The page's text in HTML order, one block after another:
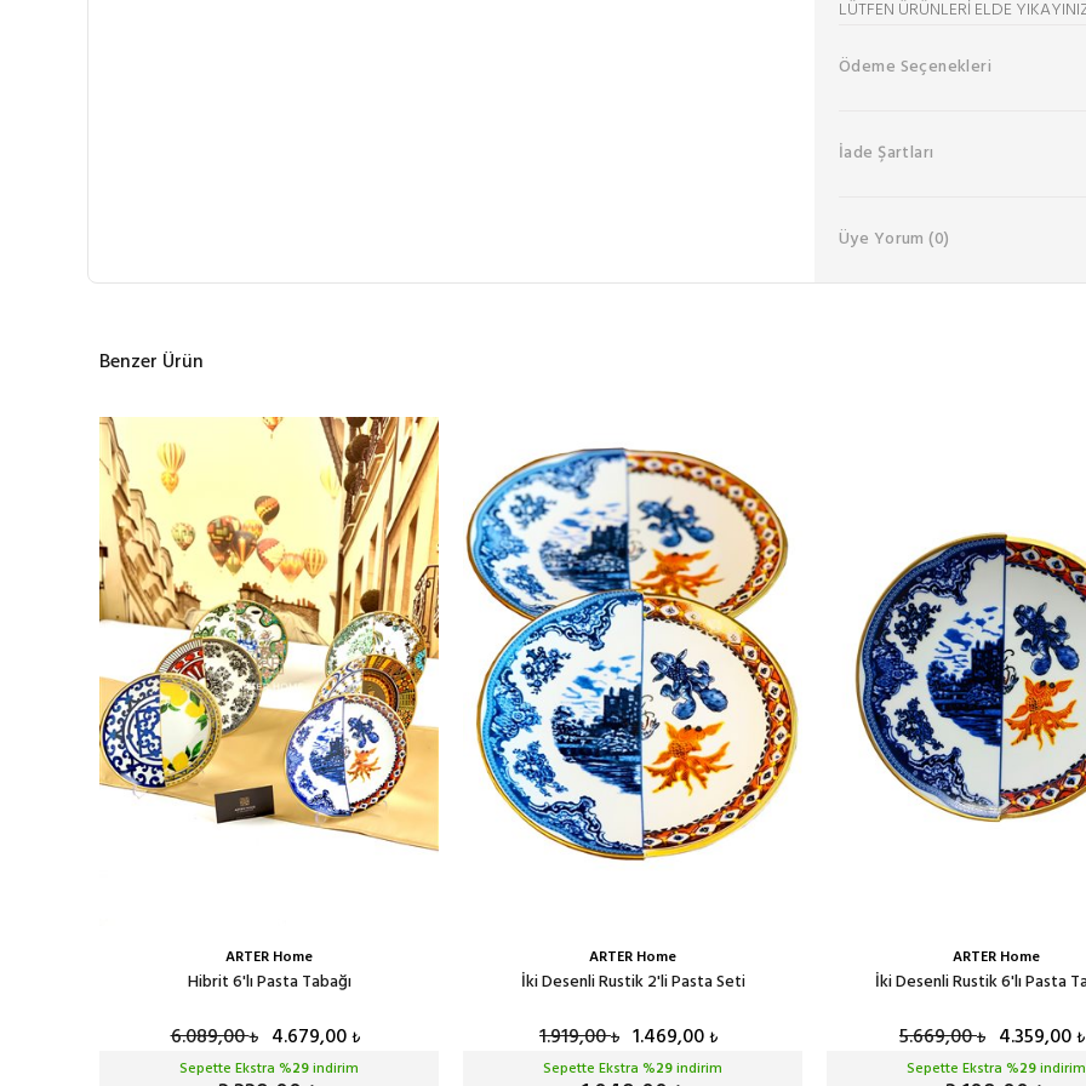
LÜTFEN ÜRÜNLERİ ELDE
Ödeme Seçenekleri
İade Şartları
Üye Yorum(0)
Benzer Ürün
ARTER Home
Hibrit 6'lı Pasta Tabağı
6.089,00₺ 4.679,00₺
Sepette Ekstra %29indirim
ARTER Home
İki Desenli Rustik 2'li Pasta Seti
1.919,00₺ 1.469,00₺
Sepette Ekstra %29indirim
ARTER Home
İki Desenli Rustik 6'lı Pasta
5.669,00₺ 4.359,00₺
Sepette Ekstra %29indirim